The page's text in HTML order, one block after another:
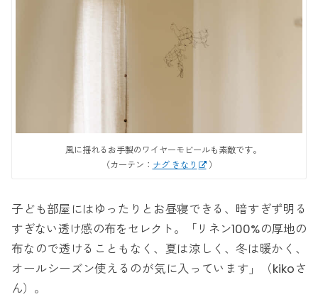
風に揺れるお手製のワイヤーモビールも素敵です。
（カーテン： ナグ きなり ）
子ども部屋にはゆったりとお昼寝できる、暗すぎず明る
すぎない透け感の布をセレクト。「リネン100%の厚地の
布なので透けることもなく、夏は涼しく、冬は暖かく、
オールシーズン使えるのが気に入っています」（kikoさ
ん）。